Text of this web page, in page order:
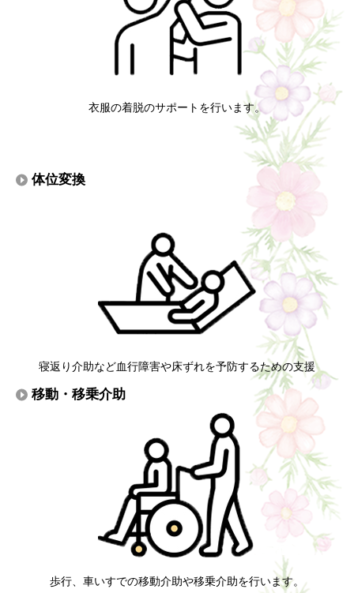
衣服の着脱のサポートを行います。
体位変換
寝返り介助など血行障害や床ずれを予防するための支援
移動・移乗介助
歩行、車いすでの移動介助や移乗介助を行います。